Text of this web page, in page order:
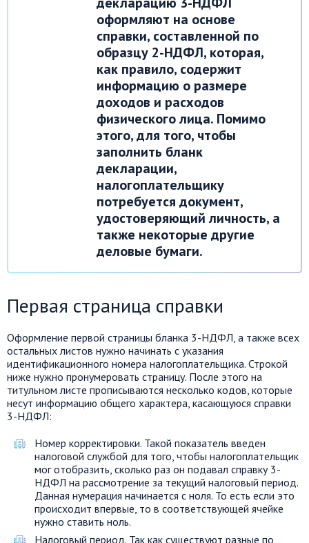
оформляют на основе
справки, составленной по
образцу 2-НДФЛ, которая,
как правило, содержит
информацию о размере
доходов и расходов
физического лица. Помимо
этого, для того, чтобы
заполнить бланк
декларации,
налогоплательщику
потребуется документ,
удостоверяющий личность, а
также некоторые другие
деловые бумаги.
Первая страница справки
Оформление первой страницы бланка 3-НДФЛ, а также всех
остальных листов нужно начинать с указания
идентификационного номера налогоплательщика. Строкой
ниже нужно пронумеровать страницу. После этого на
титульном листе прописываются несколько кодов, которые
несут информацию общего характера, касающуюся справки
3-НДФЛ:
Номер корректировки. Такой показатель введен
налоговой службой для того, чтобы налогоплательщик
мог отобразить, сколько раз он подавал справку 3-
НДФЛ на рассмотрение за текущий налоговый период.
Данная нумерация начинается с ноля. То есть если это
происходит впервые, то в соответствующей ячейке
нужно ставить ноль.
Налоговый период. Так как существуют разные по